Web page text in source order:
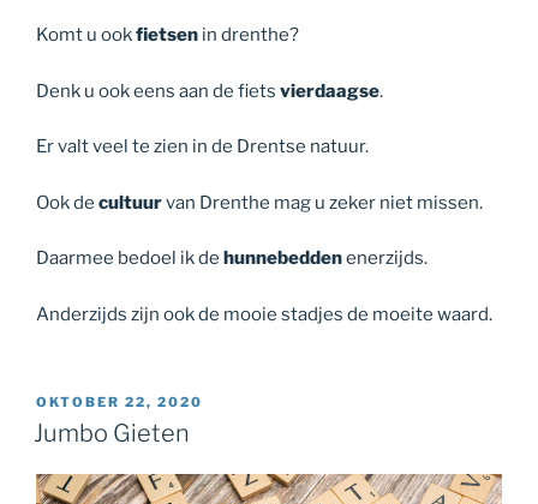
Komt u ookfietsen in drenthe?
Denk u ook eens aan de fiets vierdaagse.
Er valt veel te zien in de Drentse natuur.
Ook de cultuurvan Drenthe mag u zeker niet missen.
Daarmee bedoel ik de hunnebeddenenerzijds.
Anderzijds zijn ook de mooie stadjes de moeite waard.
GEPLAATST
OP
OKTOBER 22, 2020
Jumbo Gieten